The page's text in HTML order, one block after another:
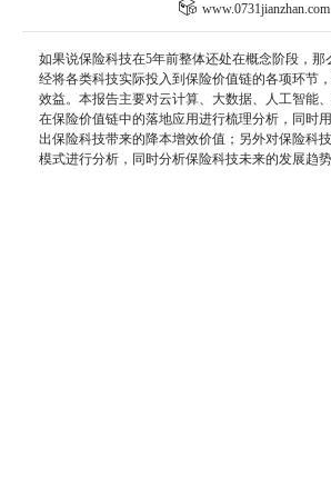
www.0731jianzhan.com
如果说保险科技在5年前整体还处在概念阶段，
经将各类科技实际投入到保险价值链的各项环节
效益。本报告主要对云计算、大数据、人工智能
在保险价值链中的落地应用进行梳理分析，同时
出保险科技带来的降本增效价值；另外对保险科
模式进行分析，同时分析保险科技未来的发展趋势